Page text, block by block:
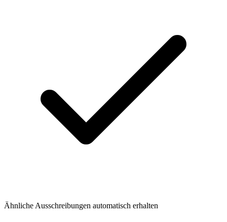
Ähnliche Ausschreibungen automatisch erhalten